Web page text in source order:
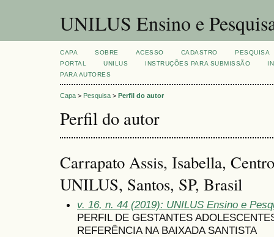
UNILUS Ensino e
CAPA SOBRE ACESSO CADASTRO
PESQUISA
PORTAL
UNILUS INSTRUÇÕES PARA SUBMISSÃO
PARA AUTORES
Capa > Pesquisa > Perfil do autor
Perfil do autor
Carrapato Assis, Isabella,
UNILUS, Santos, SP, Brasil
v. 16, n. 44 (2019): UNILUS Ensino e
PERFIL DE GESTANTES
REFERÊNCIA NA BAIXADA SANTISTA